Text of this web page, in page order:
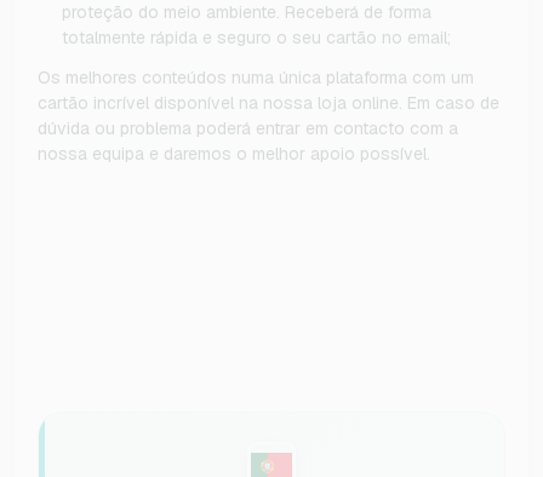
proteção do meio ambiente. Receberá de forma
totalmente rápida e seguro o seu cartão no email;
Os melhores conteúdos numa única plataforma com um
cartão incrível disponível na nossa loja online. Em caso de
dúvida ou problema poderá entrar em contacto com a
nossa equipa e daremos o melhor apoio possível.